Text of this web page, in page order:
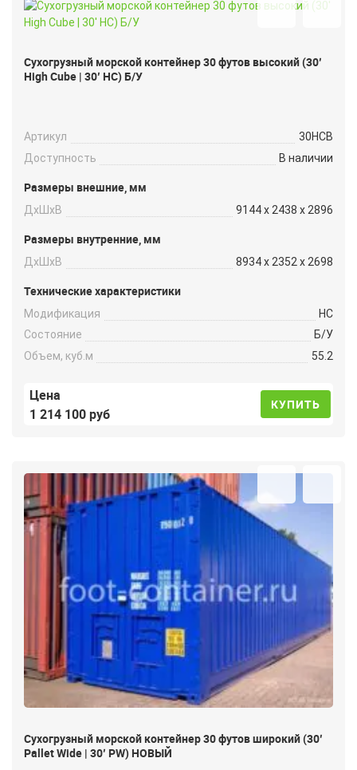
Сухогрузный морской контейнер 30 футов высокий (30′
High Cube | 30′ HC) Б/У
Артикул
30HCB
Доступность
В наличии
Размеры внешние, мм
ДxШxВ 9144 x 2438 x 2896
Размеры внутренние, мм
ДxШxВ 8934 x 2352 x 2698
Технические характеристики
Модификация
HC
Состояние
Б/У
Объем, куб.м
55.2
Цена
1 214 100 руб
КУПИТЬ
Сухогрузный морской контейнер 30 футов широкий (30′
Pallet Wide | 30′ PW) НОВЫЙ